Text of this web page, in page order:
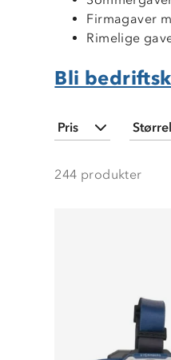
Firmagaver
Rimelige
Bli
Pris
Min
19,-
244 produkter